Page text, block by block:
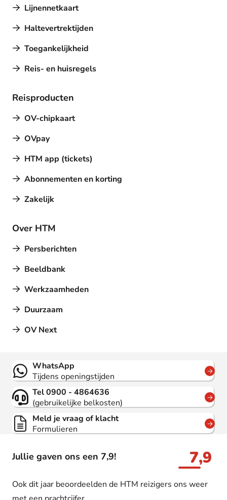
Lijnennetkaart
Haltevertrektijden
Toegankelijkheid
Reis- en huisregels
Reisproducten
OV-chipkaart
OVpay
HTM app (tickets)
Abonnementen en korting
Zakelijk
Over HTM
Persberichten
Beeldbank
Werkzaamheden
Duurzaam
OV Next
Jullie gaven ons een 7,9! 7,9
Ook dit jaar beoordeelden de HTM reizigers ons weer
Contact
WhatsApp
Tijdens openingstijden
Tel 0900 - 4864636
(gebruikelijke belkosten)
Meld je vraag of klacht
Formulieren